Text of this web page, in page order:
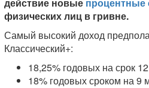
физических лиц в гривне.
Самый высокий доход
Классический+:
18,25% годовых на срок
18% годовых сроком на 9